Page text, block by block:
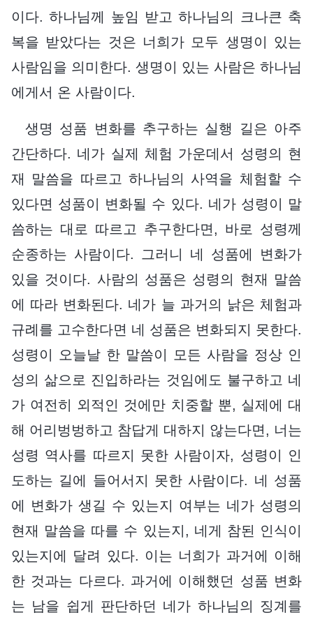
이다. 하나님께 높임 받고 하나님의 크나큰 축
복을 받았다는 것은 너희가 모두 생명이 있는
사람임을 의미한다. 생명이 있는 사람은 하나님
에게서 온 사람이다.
생명 성품 변화를 추구하는 실행 길은 아주
간단하다. 네가 실제 체험 가운데서 성령의 현
재 말씀을 따르고 하나님의 사역을 체험할 수
있다면 성품이 변화될 수 있다. 네가 성령이 말
씀하는 대로 따르고 추구한다면, 바로 성령께
순종하는 사람이다. 그러니 네 성품에 변화가
있을 것이다. 사람의 성품은 성령의 현재 말씀
에 따라 변화된다. 네가 늘 과거의 낡은 체험과
규례를 고수한다면 네 성품은 변화되지 못한다.
성령이 오늘날 한 말씀이 모든 사람을 정상 인
성의 삶으로 진입하라는 것임에도 불구하고 네
가 여전히 외적인 것에만 치중할 뿐, 실제에 대
해 어리벙벙하고 참답게 대하지 않는다면, 너는
성령 역사를 따르지 못한 사람이자, 성령이 인
도하는 길에 들어서지 못한 사람이다. 네 성품
에 변화가 생길 수 있는지 여부는 네가 성령의
현재 말씀을 따를 수 있는지, 네게 참된 인식이
있는지에 달려 있다. 이는 너희가 과거에 이해
한 것과는 다르다. 과거에 이해했던 성품 변화
는 남을 쉽게 판단하던 네가 하나님의 징계를